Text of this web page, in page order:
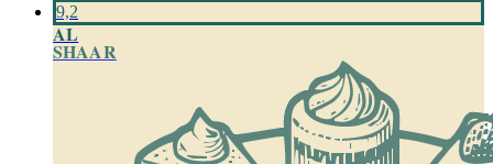
9,2
AL
SHAAR